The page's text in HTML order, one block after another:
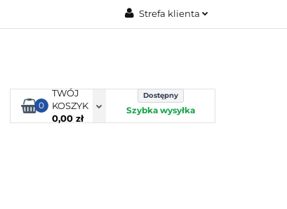
Strefa klienta
Dodaj zgłoszenie
0
TWÓJ
KOSZYK
0,00 zł
Dostępny
Szybka wysyłka